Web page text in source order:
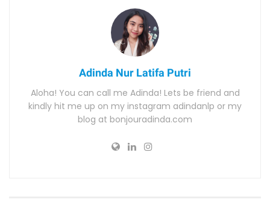
Adinda Nur Latifa Putri
Aloha! You can call me Adinda! Lets be friend and
kindly hit me up on my instagram adindanlp or my
blog at bonjouradinda.com